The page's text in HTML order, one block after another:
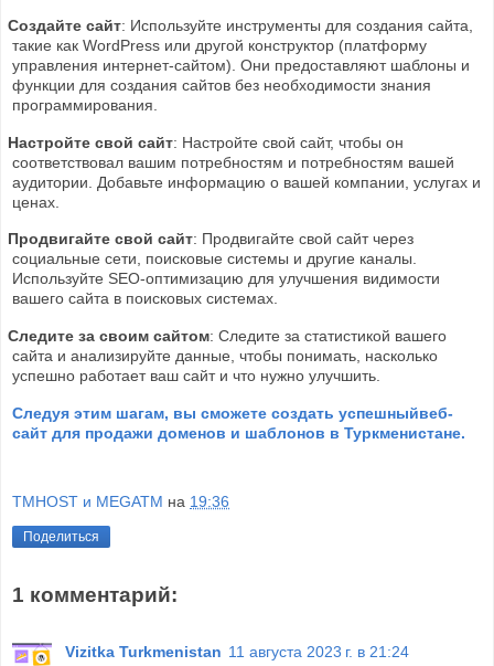
Создайте сайт: Используйте инструменты для создания сайта,
такие как WordPress или другой конструктор (платформу
управления интернет-сайтом). Они предоставляют шаблоны и
функции для создания сайтов без необходимости знания
программирования.
Настройте свой сайт: Настройте свой сайт, чтобы он
соответствовал вашим потребностям и потребностям вашей
аудитории. Добавьте информацию о вашей компании, услугах и
ценах.
Продвигайте свой сайт: Продвигайте свой сайт через
социальные сети, поисковые системы и другие каналы.
Используйте SEO-оптимизацию для улучшения видимости
вашего сайта в поисковых системах.
Следите за своим сайтом: Следите за статистикой вашего
сайта и анализируйте данные, чтобы понимать, насколько
успешно работает ваш сайт и что нужно улучшить.
Следуя этим шагам, вы сможете создать успешныйвеб-
сайт для продажи доменов и шаблонов в Туркменистане.
TMHOST и MEGATM на 19:36
Поделиться
1 комментарий:
Vizitka Turkmenistan 11 августа 2023 г. в 21:24